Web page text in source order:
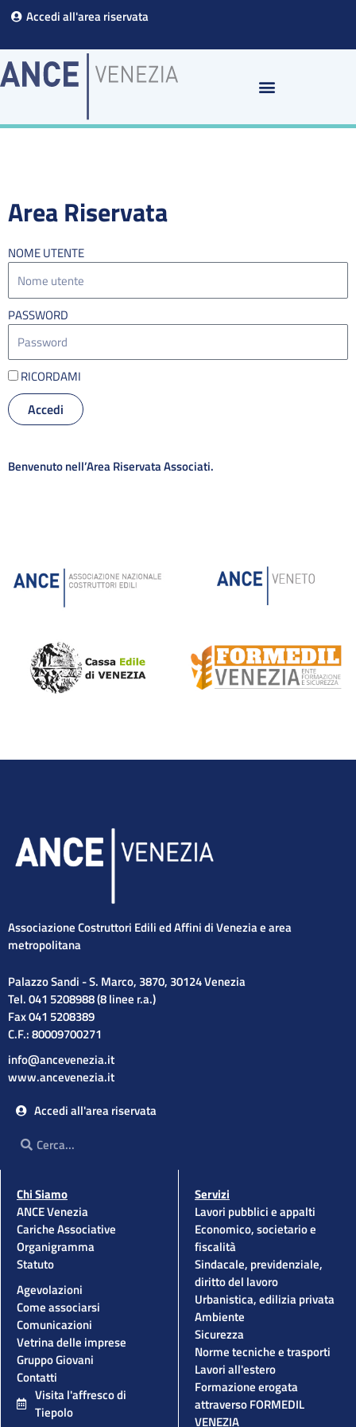
Vai
contenuto
Accedi all'area riservata
Area Riservata
NOME UTENTE
PASSWORD
RICORDAMI
Accedi
Benvenuto nell’Area Riservata Associati.
Associazione Costruttori Edili ed Affini di Venezia e area
metropolitana
Palazzo Sandi - S. Marco, 3870, 30124 Venezia
Tel. 041 5208988 (8 linee r.a.)
Fax 041 5208389
C.F.: 80009700271
info@ancevenezia.it
www.ancevenezia.it
Accedi all'area riservata
Cerca
Chi Siamo
ANCE Venezia
Cariche Associative
Organigramma
Statuto
Agevolazioni
Come associarsi
Comunicazioni
Vetrina delle imprese
Gruppo Giovani
Contatti
Visita l'affresco di
Tiepolo
Servizi
Lavori pubblici e appalti
Economico, societario e
fiscalità
Sindacale, previdenziale,
diritto del lavoro
Urbanistica, edilizia privata
Ambiente
Sicurezza
Norme tecniche e trasporti
Lavori all'estero
Formazione erogata
attraverso FORMEDIL
VENEZIA